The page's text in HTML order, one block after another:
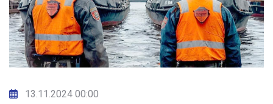
13.11.2024 00:00